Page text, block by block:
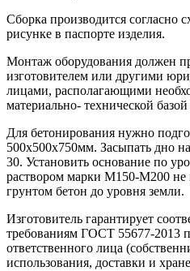
Сборка производится согласно
рисунке в паспорте изделия.
Монтаж оборудования должен
изготовителем или другими
лицами, располагающими
материально- технической
Для бетонирования нужно
500х500х750мм. Засыпать дно
30. Установить основание по
раствором марки М150-М200 не
грунтом бетон до уровня земли.
Изготовитель гарантирует
требованиям ГОСТ 55677-2013
ответственного лица
использования, доставки и